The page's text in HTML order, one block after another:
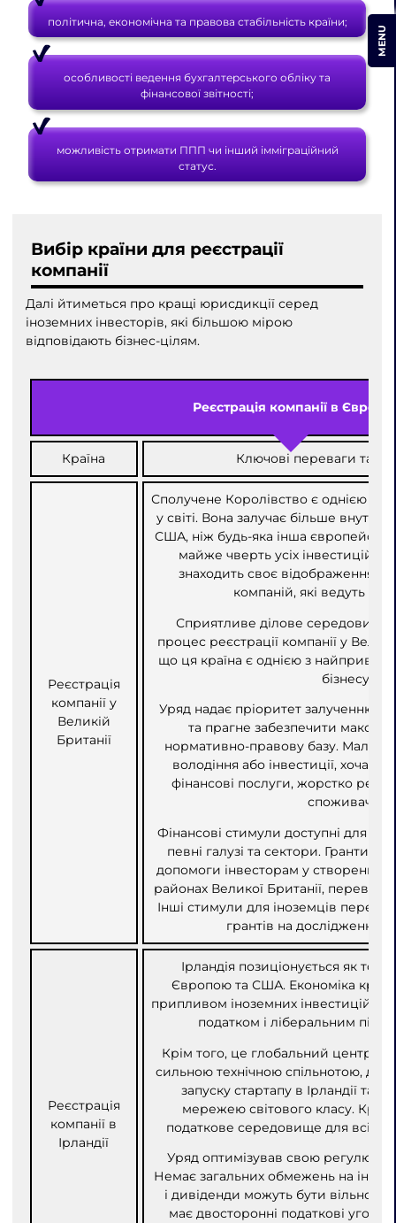
політична, економічна та правова стабільність країни;
особливості ведення бухгалтерського обліку та
фінансової звітності;
можливість отримати ППП чи інший імміграційний
статус.
Вибір країни для реєстрації
компанії
Далі йтиметься про кращі юрисдикції серед
іноземних інвесторів, які більшою мірою
відповідають бізнес-цілям.
Реєстрація компанії в Європі
Країна Ключові переваги та
Реєстрація
компанії у
Великій
Британії
Сполучене Королівство є однією з
у світі. Вона залучає більше
США, ніж будь-яка інша
майже чверть усіх інвестицій
знаходить своє відображення у
компаній, які ведуть тут
Сприятливе ділове середовище
процес реєстрації компанії у
що ця країна є однією з
бізнесу.
Уряд надає пріоритет залученню
та прагне забезпечити
нормативно-правову базу. Мало
володіння або інвестиції, хоча
фінансові послуги, жорстко
споживачів.
Фінансові стимули доступні для
певні галузі та сектори. Гранти
допомоги інвесторам у створенні
районах Великої Британії,
Інші стимули для іноземців
грантів на дослідження
Реєстрація
компанії в
Ірландії
Ірландія позиціонується як
Європою та США. Економіка
припливом іноземних інвестицій,
податком і ліберальним
Крім того, це глобальний центр
сильною технічною спільнотою,
запуску стартапу в Ірландії та
мережею світового класу.
податкове середовище для всіх
Уряд оптимізував свою
Немає загальних обмежень на
і дивіденди можуть бути вільно
має двосторонні податкові угоди
MENU